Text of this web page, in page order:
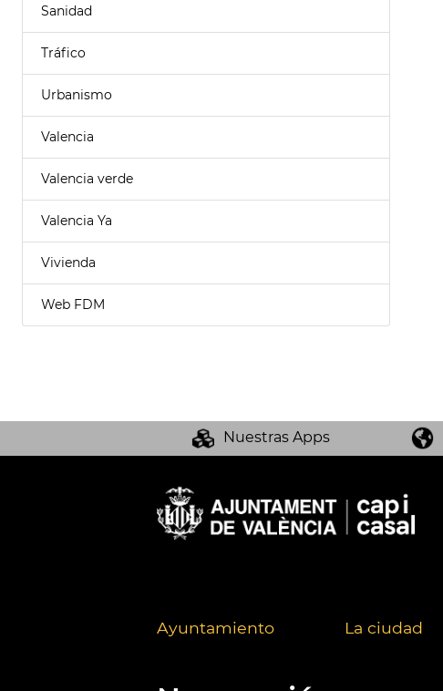
Sanidad
Tráfico
Urbanismo
Valencia
Valencia verde
Valencia Ya
Vivienda
Web FDM
Nuestras Apps
Ayuntamiento La ciudad